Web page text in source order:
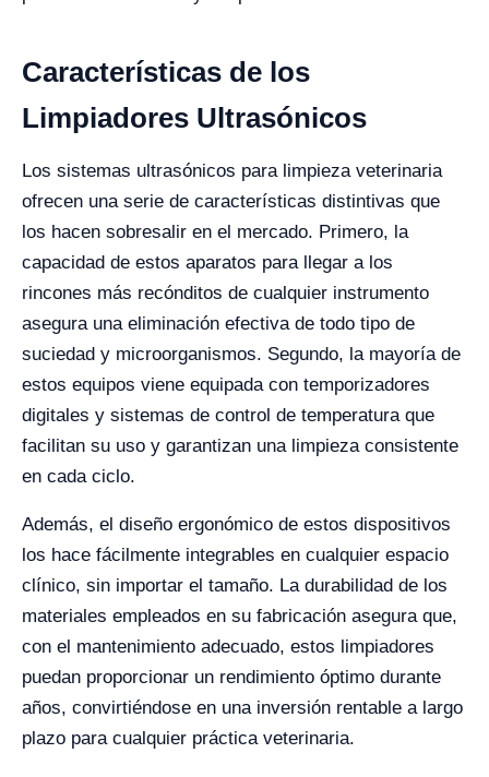
Características de los
Limpiadores Ultrasónicos
Los sistemas ultrasónicos para limpieza veterinaria
ofrecen una serie de características distintivas que
los hacen sobresalir en el mercado. Primero, la
capacidad de estos aparatos para llegar a los
rincones más recónditos de cualquier instrumento
asegura una eliminación efectiva de todo tipo de
suciedad y microorganismos. Segundo, la mayoría de
estos equipos viene equipada con temporizadores
digitales y sistemas de control de temperatura que
facilitan su uso y garantizan una limpieza consistente
en cada ciclo.
Además, el diseño ergonómico de estos dispositivos
los hace fácilmente integrables en cualquier espacio
clínico, sin importar el tamaño. La durabilidad de los
materiales empleados en su fabricación asegura que,
con el mantenimiento adecuado, estos limpiadores
puedan proporcionar un rendimiento óptimo durante
años, convirtiéndose en una inversión rentable a largo
plazo para cualquier práctica veterinaria.